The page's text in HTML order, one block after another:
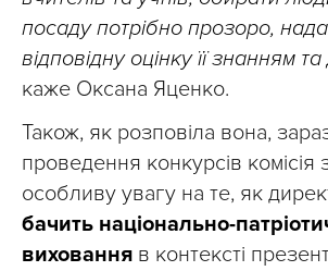
посаду потрібно прозоро,
відповідну оцінку її знанням та
каже Оксана Яценко.
Також, як розповіла вона,
проведення конкурсів комісія
особливу увагу на те, як
бачить національно-
виховання в контексті